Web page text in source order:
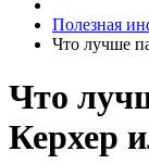
Полезная
Что лучше
Что
Керхер